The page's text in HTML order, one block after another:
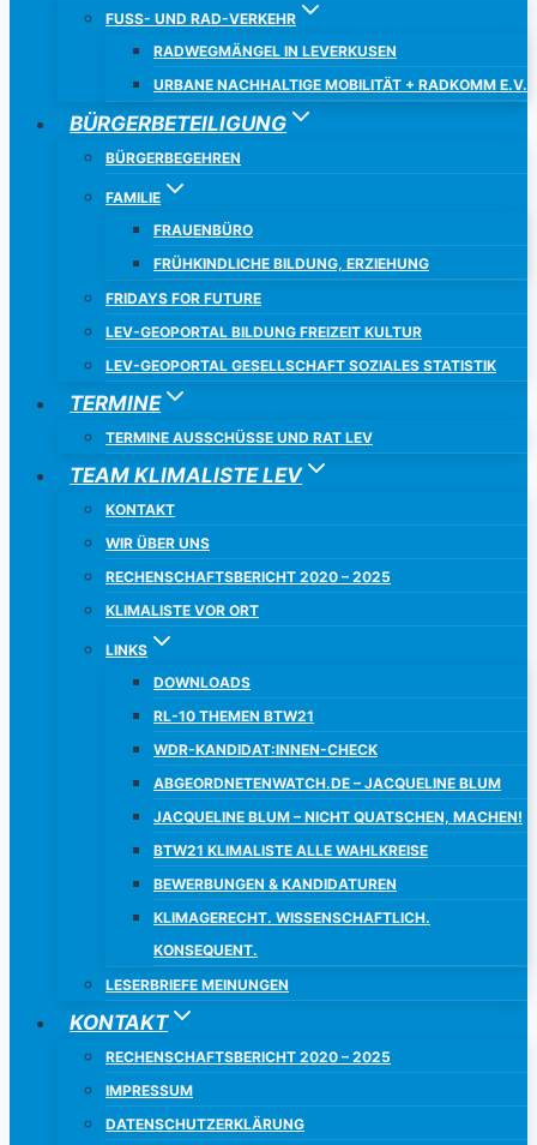
FUSS- UND RAD-VERKEHR
RADWEGMÄNGEL IN LEVERKUSEN
URBANE NACHHALTIGE MOBILITÄT + RADKOMM E.V.
BÜRGERBETEILIGUNG
BÜRGERBEGEHREN
FAMILIE
FRAUENBÜRO
FRÜHKINDLICHE BILDUNG, ERZIEHUNG
FRIDAYS FOR FUTURE
LEV-GEOPORTAL BILDUNG FREIZEIT KULTUR
LEV-GEOPORTAL GESELLSCHAFT SOZIALES STATISTIK
TERMINE
TERMINE AUSSCHÜSSE UND RAT LEV
TEAM KLIMALISTE LEV
KONTAKT
WIR ÜBER UNS
RECHENSCHAFTSBERICHT 2020 – 2025
KLIMALISTE VOR ORT
LINKS
DOWNLOADS
RL-10 THEMEN BTW21
WDR-KANDIDAT:INNEN-CHECK
ABGEORDNETENWATCH.DE – JACQUELINE BLUM
JACQUELINE BLUM – NICHT QUATSCHEN, MACHEN!
BTW21 KLIMALISTE ALLE WAHLKREISE
BEWERBUNGEN & KANDIDATUREN
KLIMAGERECHT. WISSENSCHAFTLICH.
KONSEQUENT.
LESERBRIEFE MEINUNGEN
KONTAKT
RECHENSCHAFTSBERICHT 2020 – 2025
IMPRESSUM
DATENSCHUTZERKLÄRUNG